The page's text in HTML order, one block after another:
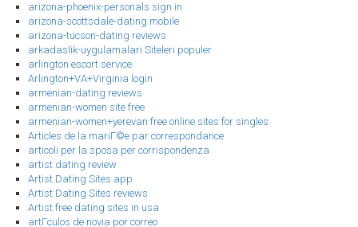
arizona-phoenix-personals sign in
arizona-scottsdale-dating mobile
arizona-tucson-dating reviews
arkadaslik-uygulamalari Siteleri populer
arlington escort service
Arlington+VA+Virginia login
armenian-dating reviews
armenian-women site free
armenian-women+yerevan free online sites for singles
Articles de la mariГ©e par correspondance
articoli per la sposa per corrispondenza
artist dating review
Artist Dating Sites app
Artist Dating Sites reviews
Artist free dating sites in usa
artГ­culos de novia por correo